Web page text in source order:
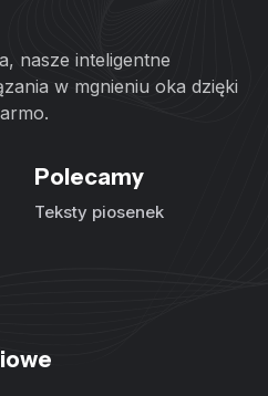
nasze inteligentne
w mgnieniu oka dzięki
Polecamy
Teksty piosenek